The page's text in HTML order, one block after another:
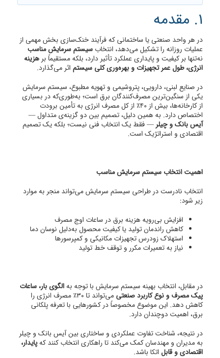
1. مقدمه
در هر واحد صنعتی یا ساختمانی که فرآیند خنک‌سازی بخش مهمی از
عملیات روزانه را تشکیل می‌دهد، انتخاب سیستم سرمایش مناسب
نه‌تنها بر کیفیت و پایداری عملکرد تأثیر دارد، بلکه مستقیماً بر هزینه
انرژی، طول عمر تجهیزات و بهره‌وری کلی سیستم اثر می‌گذارد.
در صنایع لبنی، دارویی، پتروشیمی و تهویه مطبوع، سیستم سرمایش
یکی از سنگین‌ترین مصرف‌کنندگان برق است؛ به‌طوری‌که در بسیاری
از کارخانه‌ها، بیش از ۴۰٪ از کل مصرف انرژی به تأمین برودت
اختصاص دارد. به همین دلیل، تصمیم بین دو گزینه‌ی متداول —
آیس بانک و چیلر — فقط یک انتخاب فنی نیست؛ بلکه یک تصمیم
اقتصادی و استراتژیک است.
اهمیت انتخاب سیستم سرمایش مناسب
انتخاب نادرست در طراحی سیستم سرمایش می‌تواند منجر به موارد
زیر شود:
افزایش بی‌رویه هزینه برق در ساعات اوج مصرف
کاهش راندمان تولید یا کیفیت محصول به‌دلیل نوسان دما
استهلاک زودرس تجهیزات مکانیکی و کمپرسورها
نیاز به تعمیرات مکرر و توقف خط تولید
در مقابل، انتخاب بهینه سیستم سرمایش با توجه بهالگوی بار، ساعات
پیک مصرف و نوع کاربرد صنعتی
می‌تواند تا ۳۰٪ مصرف انرژی را
کاهش دهد. این موضوع مخصوصاً در کشورهایی با تعرفه پلکانی
برق، اهمیت دوچندان دارد.
در نتیجه، شناخت تفاوت عملکردی و ساختاری بین آیس بانک و چیلر
به مدیران و مهندسان کمک می‌کند تا راهکاری انتخاب کنند کهپایدار،
اقتصادی و قابل اتکا باشد.